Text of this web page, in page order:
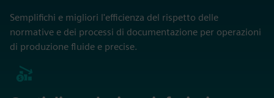
Semplifichi e migliori l'efficienza del rispetto delle
normative e dei processi di documentazione per operazioni
di produzione fluide e precise.